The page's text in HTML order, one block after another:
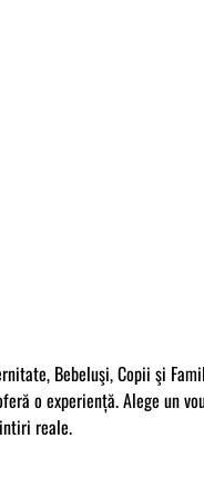
Bebeluşi, Copii şi
o experiență. Alege un
reale.